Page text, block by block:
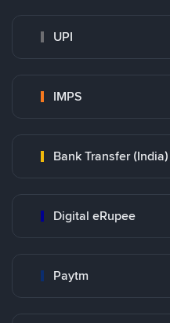
UPI
IMPS
Bank Transfer (India)
Digital eRupee
Paytm